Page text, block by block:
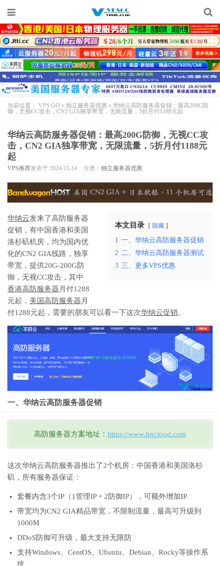
当前位置： VPS GO » 独立服务器优惠 » 华纳云高防服务器促销：最高200G防
御，无视CC攻击，CN2 GIA独享带宽，无限流量，5折月付1188元起
华纳云高防服务器促销：最高200G防御，无视CC攻
击，CN2 GIA独享带宽，无限流量，5折月付1188元
起
VPS推荐发布于 2024-11-14 分类： 独立服务器优惠
本文目录 隐藏
1 一、华纳云高防服务器促销
2 二、华纳云高防服务器测试
3 三、更多VPS优惠
华纳云发来了高防服务器
促销，有中国香港和美国
洛杉矶机房，均为国内优
化的CN2 GIA线路，独享
带宽，提供20G-200G防
御，无视CC攻击，其中
香港高防服务器 月付1288
元起， 美国高防服务器 月
付1288元起，需要的朋友可以看一下这次华纳云促销。
一、华纳云高防服务器促销
高防服务器方案地址： https://www.hncloud.com
这次华纳云高防服务器推出了2个机房：中国香港和美国洛杉
矶，所有服务器保证：
套餐内含3个IP（1管理IP + 2防御IP），可额外增加IP
带宽均为CN2 GIA精品带宽，不限制流量，最高可升级到
1000M
DDoS防御可升级，最大支持无限防
支持Windows、CentOS、Ubuntu、Debian、Rocky等操作系
统